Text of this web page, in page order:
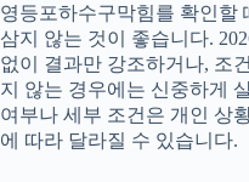
영등포하수구막힘를 확인할
삼지 않는 것이 좋습니다.
없이 결과만 강조하거나, 조
지 않는 경우에는 신중하게
여부나 세부 조건은 개인 상
에 따라 달라질 수 있습니다.